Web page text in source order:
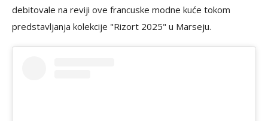
debitovale na reviji ove francuske modne kuće tokom
predstavljanja kolekcije "Rizort 2025" u Marseju.